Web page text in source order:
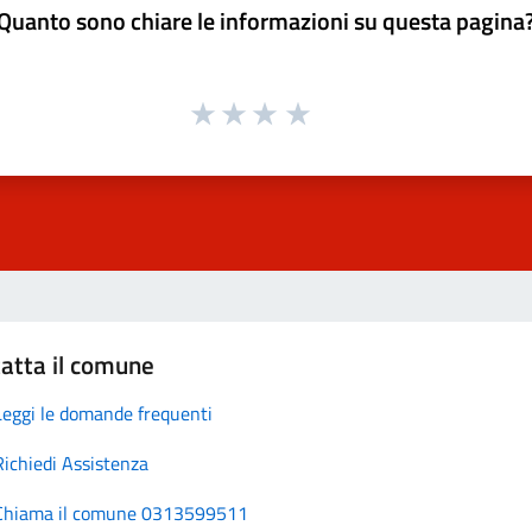
sono chiare le informazioni su questa
il comune
le domande frequenti
Assistenza
il comune 0313599511